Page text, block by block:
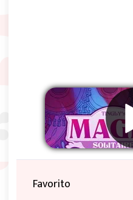
Favorito